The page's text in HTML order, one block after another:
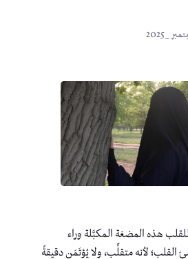
هذه المضغة المكبَّلة وراء
لأنه متقلِّب، ولا يُؤتَمَن دقيقةً